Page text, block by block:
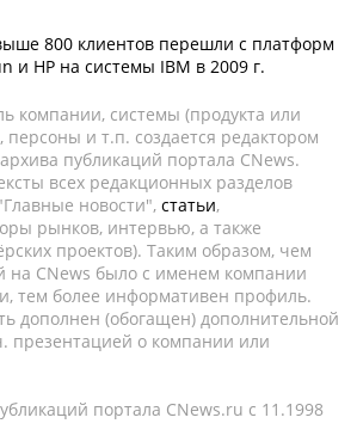
800 клиентов перешли с платформ
и HP на системы IBM в 2009 г.
компании, системы (продукта или
персоны и т.п. создается редактором
публикаций портала CNews.
всех редакционных разделов
новости", статьи,
рынков, интервью, а также
проектов). Таким образом, чем
на CNews было с именем компании
тем более информативен профиль.
дополнен (обогащен) дополнительной
презентацией о компании или
портала CNews.ru c 11.1998